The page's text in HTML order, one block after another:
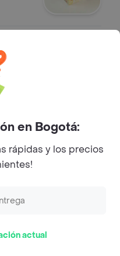
(
en Bogotá:
rápidas y los precios
actual